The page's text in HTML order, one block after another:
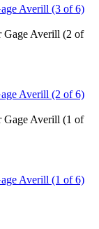
Averill (3 of 6)
Averill (2 of 6)
Averill (1 of 6)